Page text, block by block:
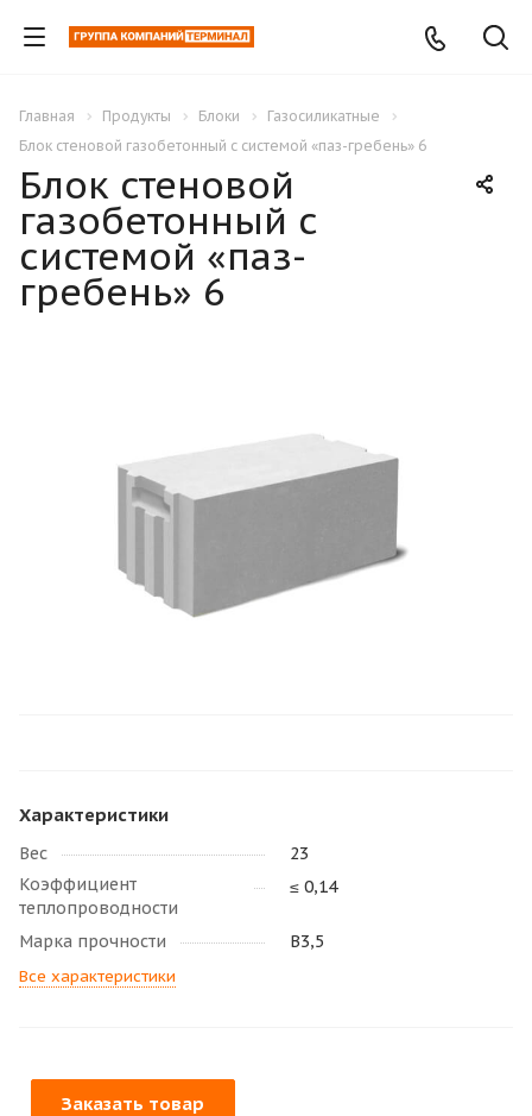
Главная Продукты Блоки
Газосиликатные
Блок стеновой газобетонный с системой «паз-гребень» 6
Блок стеновой
газобетонный с
системой «паз-
гребень» 6
Характеристики
Вес
23
Коэффициент
теплопроводности
≤ 0,14
Марка прочности В3,5
Все характеристики
Заказать товар